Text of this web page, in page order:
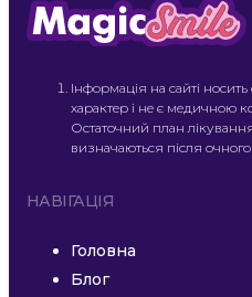
Інформація на сайті
характер і не є медичною
Остаточний план лікування
визначаються після
НАВІГАЦІЯ
Головна
Блог